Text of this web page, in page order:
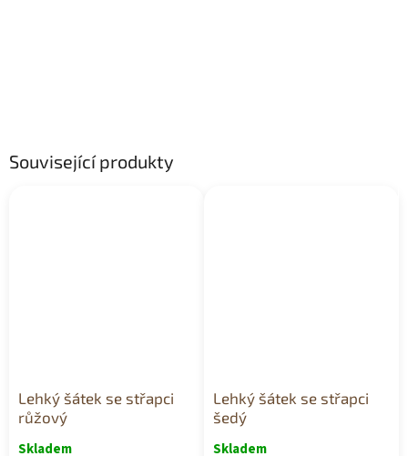
Související produkty
Lehký šátek se střapci
růžový
Skladem
Lehký šátek se střapci
šedý
Skladem